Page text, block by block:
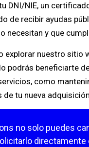
DNI/NIE, un
de recibir ayudas
necesitan y que
nuestro sitio
beneficiarte
como
tu nueva
no solo puedes